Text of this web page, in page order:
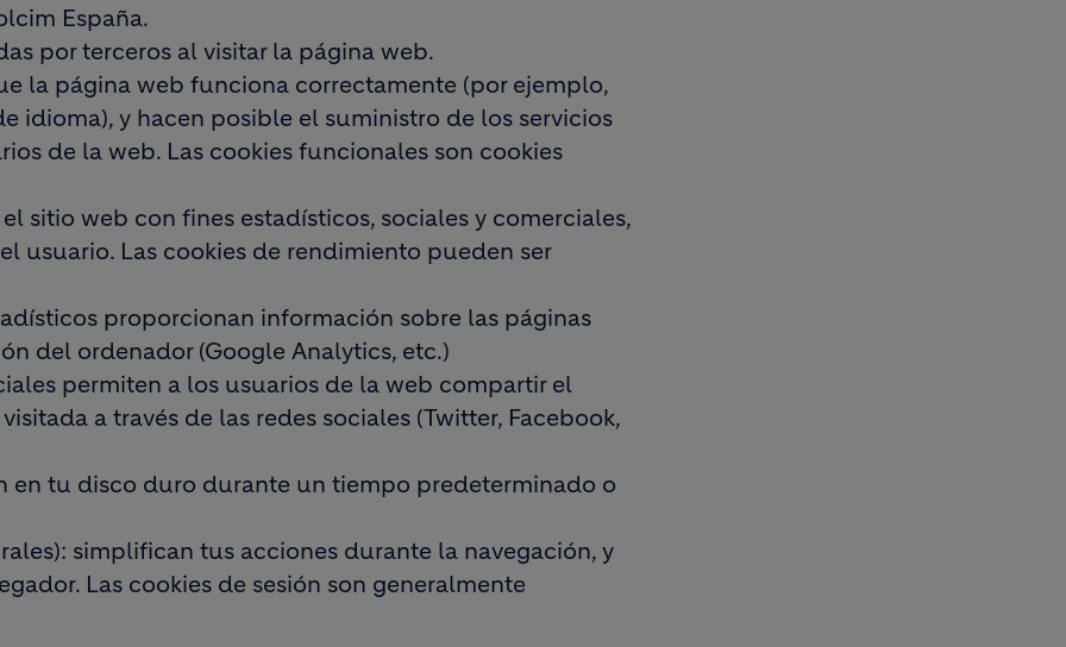
España.
por terceros al visitar la página web.
la página web funciona correctamente (por ejemplo,
idioma), y hacen posible el suministro de los servicios
de la web. Las cookies funcionales son cookies
sitio web con fines estadísticos, sociales y comerciales,
usuario. Las cookies de rendimiento pueden ser
proporcionan información sobre las páginas
del ordenador (Google Analytics, etc.)
permiten a los usuarios de la web compartir el
a través de las redes sociales (Twitter, Facebook,
en tu disco duro durante un tiempo predeterminado o
simplifican tus acciones durante la navegación, y
Las cookies de sesión son generalmente